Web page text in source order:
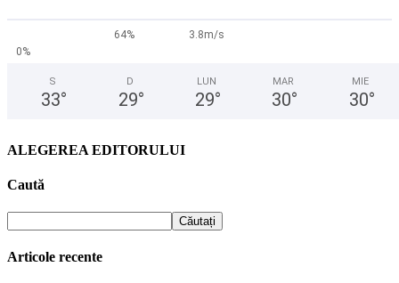
64%
3.8m/s
0%
S
33°
D
29°
LUN
29°
MAR
30°
MIE
30°
ALEGEREA EDITORULUI
Caută
Articole recente